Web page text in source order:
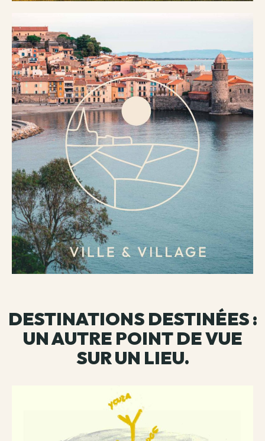
DESTINATIONS DESTINÉES :
UN AUTRE POINT DE VUE
SUR UN LIEU.